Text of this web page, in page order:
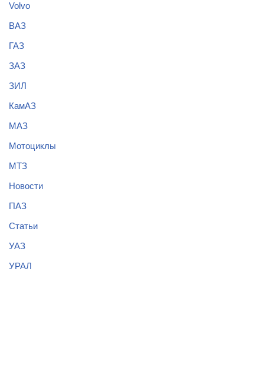
Volvo
ВАЗ
ГАЗ
ЗАЗ
ЗИЛ
КамАЗ
МАЗ
Мотоциклы
МТЗ
Новости
ПАЗ
Статьи
УАЗ
УРАЛ